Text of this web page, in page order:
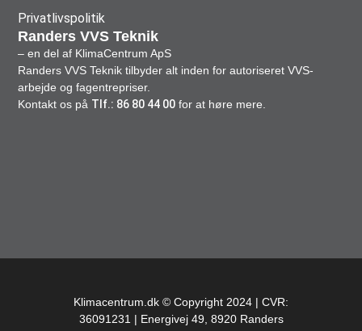
Privatlivspolitik
Randers VVS Teknik
– en del af KlimaCentrum ApS
Randers VVS Teknik tilbyder alt inden for autoriseret VVS-
arbejde og fagentrepriser.
Kontakt os på Tlf.: 86 80 44 00 for at høre mere.
Klimacentrum.dk © Copyright 2024 | CVR:
36091231 | Energivej 49, 8920 Randers